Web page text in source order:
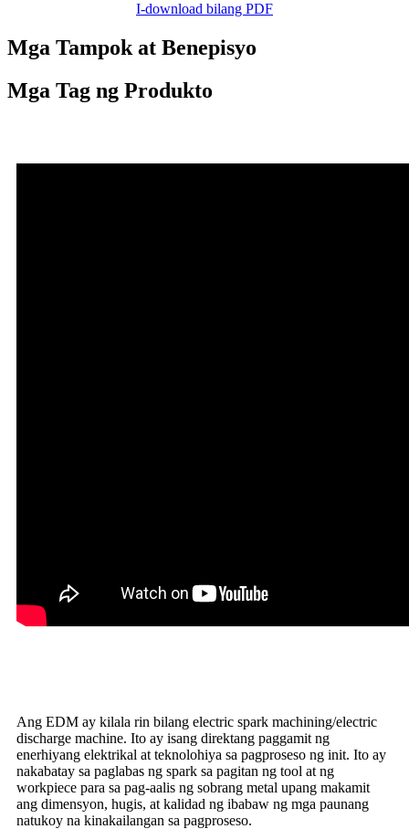
I-download bilang PDF
Mga Tampok at Benepisyo
Mga Tag ng Produkto
Ang EDM ay kilala rin bilang electric spark machining/electric
discharge machine. Ito ay isang direktang paggamit ng
enerhiyang elektrikal at teknolohiya sa pagproseso ng init. Ito ay
nakabatay sa paglabas ng spark sa pagitan ng tool at ng
workpiece para sa pag-aalis ng sobrang metal upang makamit
ang dimensyon, hugis, at kalidad ng ibabaw ng mga paunang
natukoy na kinakailangan sa pagproseso.